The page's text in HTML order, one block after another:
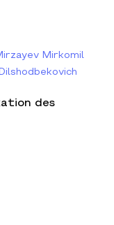
Mirkomil
des